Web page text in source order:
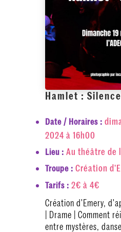
Hamlet : Silence
Date / Horaires :
2024 à 16h00
Lieu : Au théâtre de
Troupe : Création
Tarifs : 2€ à 4€
Création d'Emery,
| Drame | Comment
entre mystères,